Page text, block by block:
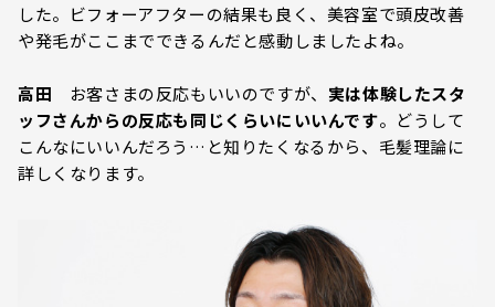
した。ビフォーアフターの結果も良く、美容室で頭皮改善
や発毛がここまでできるんだと感動しましたよね。
高田 お客さまの反応もいいのですが、 実は体験したスタ
ッフさんからの反応も同じくらいにいいんです。どうして
こんなにいいんだろう…と知りたくなるから、毛髪理論に
詳しくなります。